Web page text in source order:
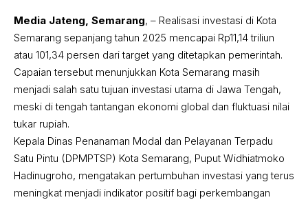
Media Jateng, Semarang, – Realisasi investasi di Kota
Semarang sepanjang tahun 2025 mencapai Rp11,14 triliun
atau 101,34 persen dari target yang ditetapkan pemerintah.
Capaian tersebut menunjukkan Kota Semarang masih
menjadi salah satu tujuan investasi utama di Jawa Tengah,
meski di tengah tantangan ekonomi global dan fluktuasi nilai
tukar rupiah.
Kepala Dinas Penanaman Modal dan Pelayanan Terpadu
Satu Pintu (DPMPTSP) Kota Semarang, Puput Widhiatmoko
Hadinugroho, mengatakan pertumbuhan investasi yang terus
meningkat menjadi indikator positif bagi perkembangan